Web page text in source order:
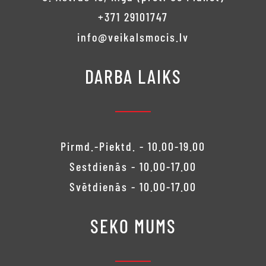
+371 29101747
info@veikalsmocis.lv
DARBA LAIKS
Pirmd.-Piektd. - 10.00-19.00
Sestdienās - 10.00-17.00
Svētdienās - 10.00-17.00
SEKO MUMS